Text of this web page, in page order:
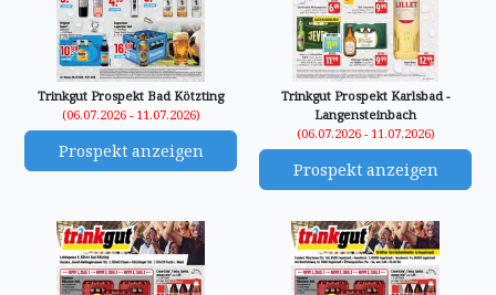
Trinkgut Prospekt Bad Kötzting
(06.07.2026 - 11.07.2026)
Prospekt anzeigen
Trinkgut Prospekt Karlsbad -
Langensteinbach
(06.07.2026 - 11.07.2026)
Prospekt anzeigen